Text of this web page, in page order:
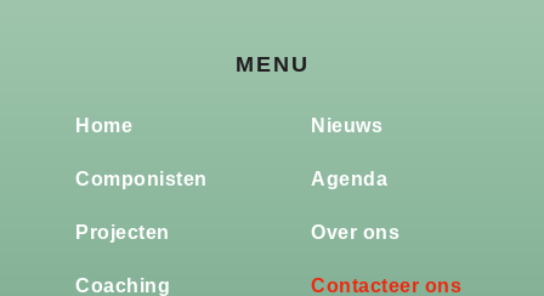
MENU
Home
Componisten
Projecten
Coaching
Nieuws
Agenda
Over ons
Contacteer ons